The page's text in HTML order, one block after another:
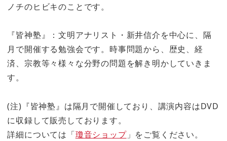
ノチのヒビキのことです。
『皆神塾』：文明アナリスト・新井信介を中心に、隔
月で開催する勉強会です。時事問題から、歴史、経
済、宗教等々様々な分野の問題を解き明かしていきま
す。
(注)『皆神塾』は隔月で開催しており、講演内容はDVD
に収録して販売しております。
詳細については「瓊音ショップ」をご覧ください。